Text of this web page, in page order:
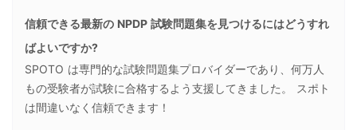
信頼できる最新の NPDP 試験問題集を見つけるにはどうすれ
ばよいですか?
SPOTO は専門的な試験問題集プロバイダーであり、何万人
もの受験者が試験に合格するよう支援してきました。 スポト
は間違いなく信頼できます！